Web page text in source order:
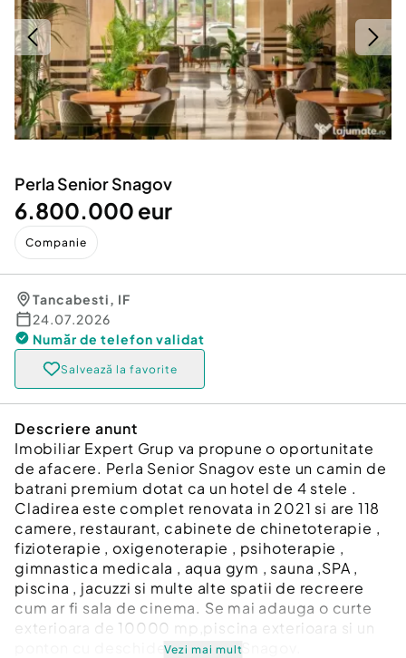
Servicii
Animale de companie
Afaceri și echipamente profesionale
Inchiriere Bunuri si Vehicule
Utilaje agricole si industriale
Piese auto si accesorii
Dacia Duster
Perla Senior Snagov
6.800.000 eur
Companie
Tancabesti, IF
24.07.2026
Număr de telefon validat
Salvează la favorite
Descriere anunt
Imobiliar Expert Grup va propune o oportunitate
de afacere. Perla Senior Snagov este un camin de
batrani premium dotat ca un hotel de 4 stele .
Cladirea este complet renovata in 2021 si are 118
camere, restaurant, cabinete de chinetoterapie ,
fizioterapie , oxigenoterapie , psihoterapie ,
gimnastica medicala , aqua gym , sauna ,SPA ,
piscina , jacuzzi si multe alte spatii de recreere
cum ar fi sala de cinema. Se mai adauga o curte
exterioara de 10000 mp,piscina exterioara si un
ponton cu deschidere la lacul Snagov.
Vezi mai mult